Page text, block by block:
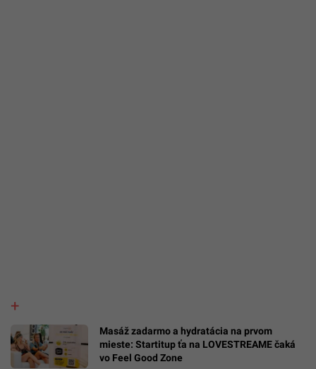
Masáž zadarmo a hydratácia na prvom
mieste: Startitup ťa na LOVESTREAME čaká
vo Feel Good Zone